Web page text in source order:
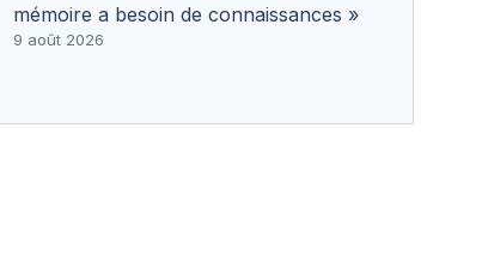
mémoire a besoin de connaissances »
9 août 2026